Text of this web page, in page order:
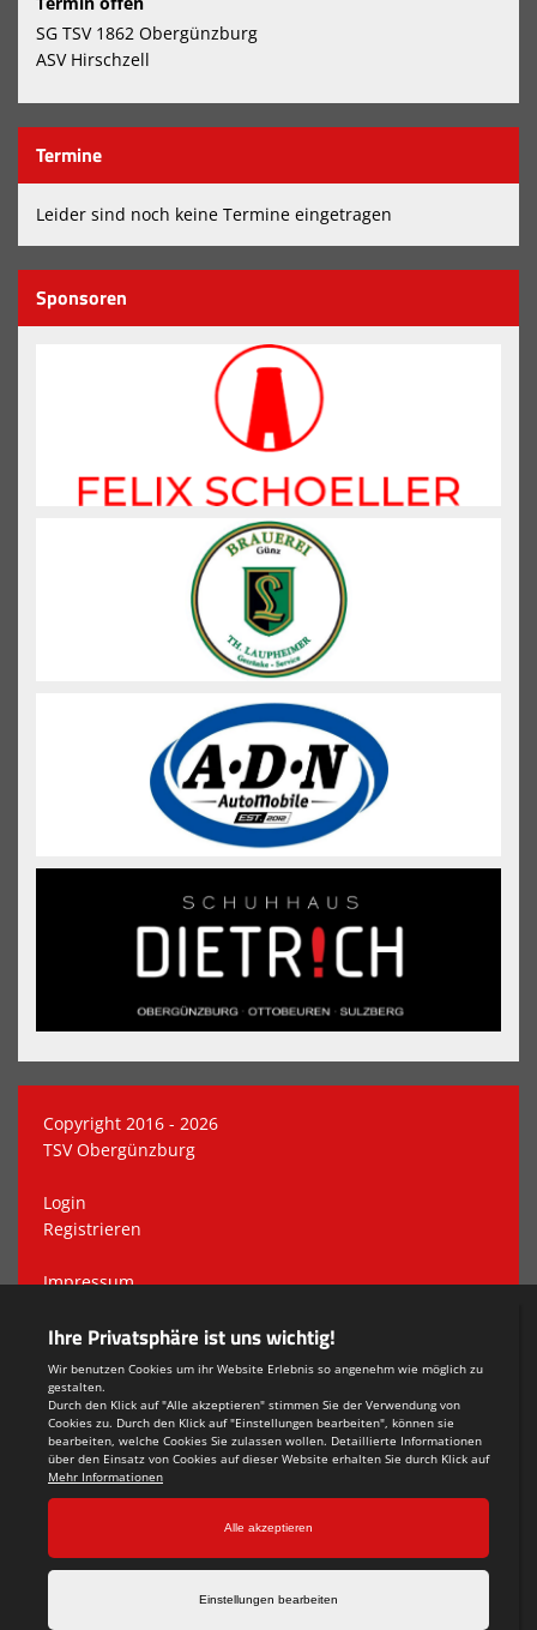
SG TSV 1862 Obergünzburg
ASV Hirschzell
Termine
Leider sind noch keine Termine eingetragen
Sponsoren
Copyright 2016 - 2026
TSV Obergünzburg
Login
Registrieren
Impressum
Teamsports 2
Dein Sportverein online